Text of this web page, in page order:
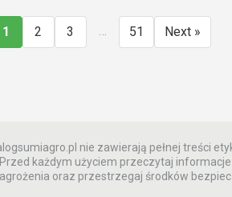
przeprowadzona desykacja
1 2 3 … 51 Next »
nie zawierają pełnej treści
każdym użyciem przeczytaj
oraz przestrzegaj środków